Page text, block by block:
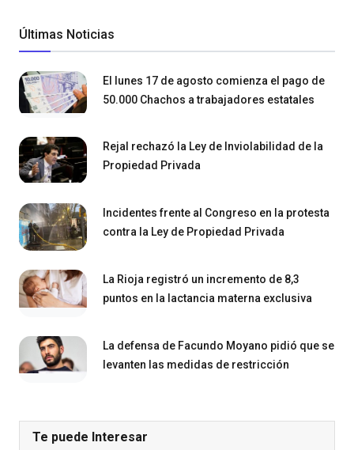
Últimas Noticias
El lunes 17 de agosto comienza el pago de
50.000 Chachos a trabajadores estatales
Rejal rechazó la Ley de Inviolabilidad de la
Propiedad Privada
Incidentes frente al Congreso en la protesta
contra la Ley de Propiedad Privada
La Rioja registró un incremento de 8,3
puntos en la lactancia materna exclusiva
La defensa de Facundo Moyano pidió que se
levanten las medidas de restricción
Te puede Interesar